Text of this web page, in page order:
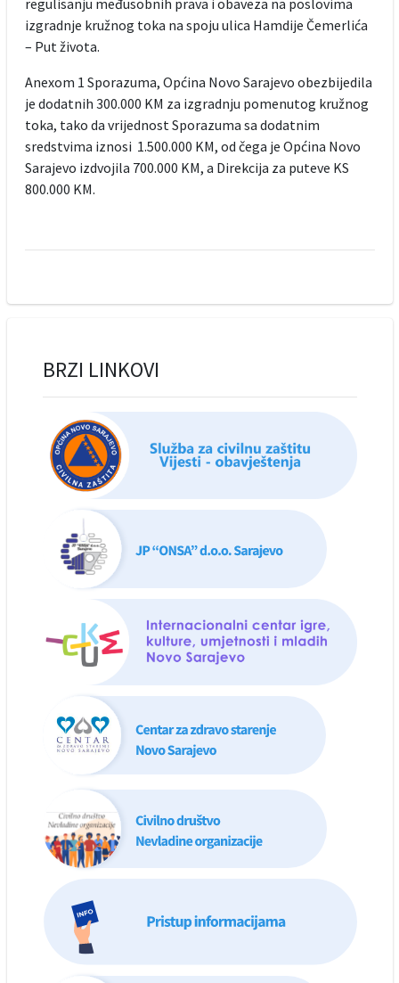
regulisanju međusobnih prava i obaveza na poslovima
izgradnje kružnog toka na spoju ulica Hamdije Čemerlića
– Put života.
Anexom 1 Sporazuma, Općina Novo Sarajevo obezbijedila
je dodatnih 300.000 KM za izgradnju pomenutog kružnog
toka, tako da vrijednost Sporazuma sa dodatnim
sredstvima iznosi 1.500.000 KM, od čega je Općina Novo
Sarajevo izdvojila 700.000 KM, a Direkcija za puteve KS
800.000 KM.
BRZI LINKOVI